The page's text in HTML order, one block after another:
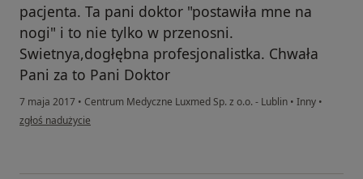
pacjenta. Ta pani doktor "postawiła mne na
nogi" i to nie tylko w przenosni.
Swietnya,dogłębna profesjonalistka. Chwała
Pani za to Pani Doktor
7 maja 2017 • Centrum Medyczne Luxmed Sp. z o.o. - Lublin • Inny •
w opinii użytkownika Konto zostało usunięte
zgłoś nadużycie